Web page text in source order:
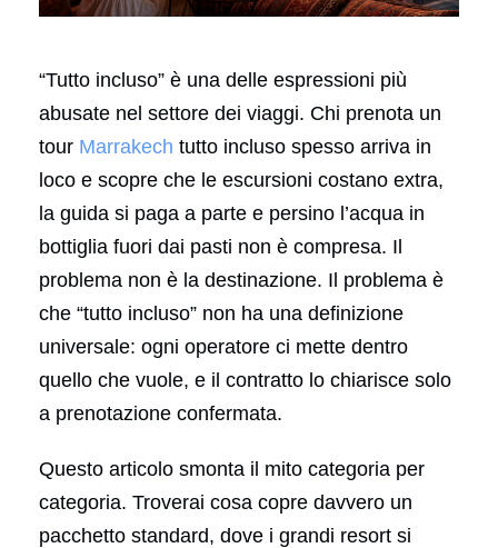
“Tutto incluso” è una delle espressioni più
abusate nel settore dei viaggi. Chi prenota un
tour Marrakech tutto incluso spesso arriva in
loco e scopre che le escursioni costano extra,
la guida si paga a parte e persino l’acqua in
bottiglia fuori dai pasti non è compresa. Il
problema non è la destinazione. Il problema è
che “tutto incluso” non ha una definizione
universale: ogni operatore ci mette dentro
quello che vuole, e il contratto lo chiarisce solo
a prenotazione confermata.
Questo articolo smonta il mito categoria per
categoria. Troverai cosa copre davvero un
pacchetto standard, dove i grandi resort si